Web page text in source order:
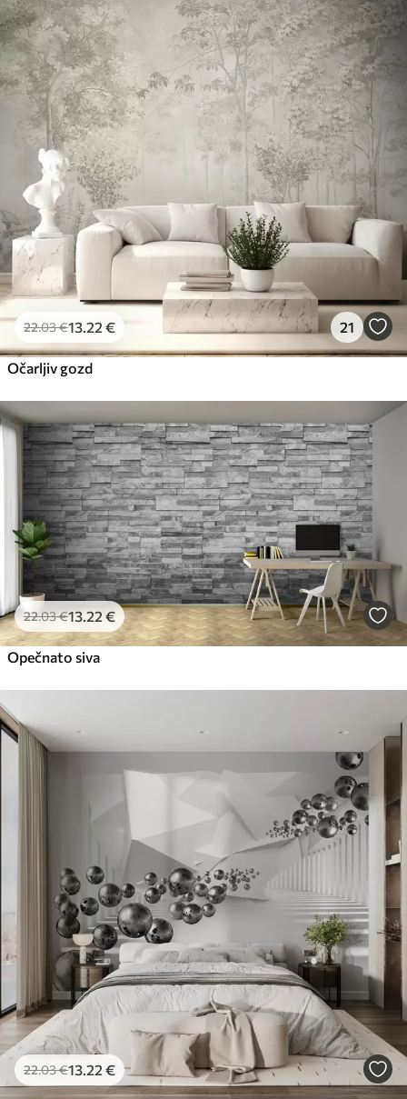
22.03€13 .22 € 21
Očarljiv gozd
22.03€13.22 €
Opečnato siva
22.03€13.22 €